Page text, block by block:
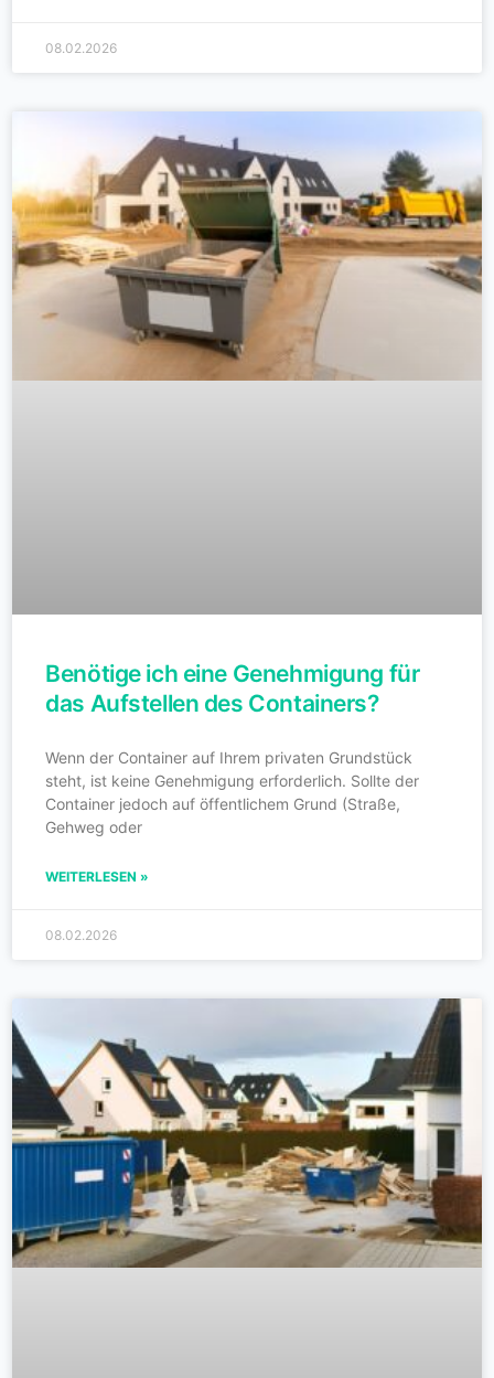
08.02.2026
Benötige ich eine Genehmigung für
das Aufstellen des Containers?
Wenn der Container auf Ihrem privaten Grundstück
steht, ist keine Genehmigung erforderlich. Sollte der
Container jedoch auf öffentlichem Grund (Straße,
Gehweg oder
WEITERLESEN »
08.02.2026